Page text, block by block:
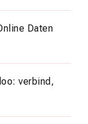
Daten
verbind,